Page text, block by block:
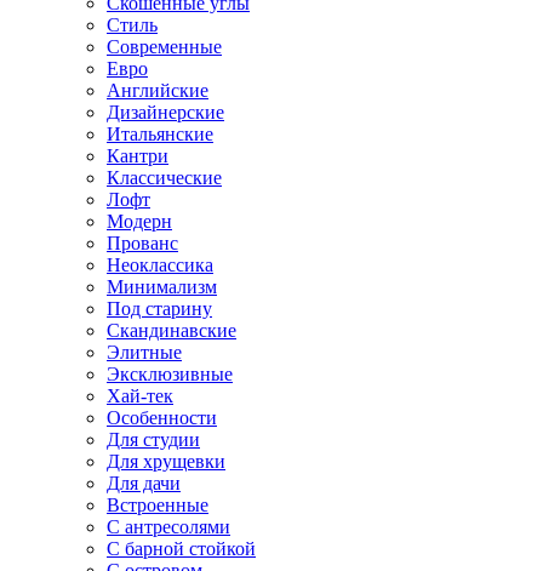
Стиль
Современные
Евро
Английские
Дизайнерские
Итальянские
Кантри
Классические
Лофт
Модерн
Прованс
Неоклассика
Минимализм
Под старину
Скандинавские
Элитные
Эксклюзивные
Хай-тек
Особенности
Для студии
Для хрущевки
Для дачи
Встроенные
С антресолями
С барной стойкой